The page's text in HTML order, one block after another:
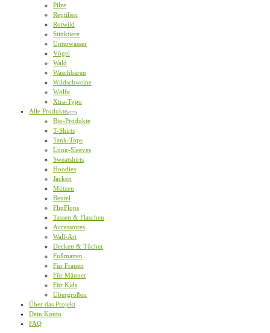
Pilze
Reptilien
Rotwild
Stinktiere
Unterwasser
Vögel
Wald
Waschbären
Wildschweine
Wölfe
Xtra-Typo
Alle Produkte
Bio-Produkte
T-Shirts
Tank-Tops
Long-Sleeves
Sweatshirts
Hoodies
Jacken
Mützen
Beutel
FlipFlops
Tassen & Flaschen
Accessoires
Wall-Art
Decken & Tücher
Fußmatten
Für Frauen
Für Männer
Für Kids
Übergrößen
Über das Projekt
Dein Konto
FAQ